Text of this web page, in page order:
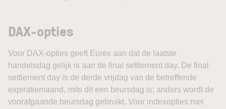
DAX-opties
Voor DAX-opties geeft Eurex aan dat de laatste
handelsdag gelijk is aan de final settlement day. De final
settlement day is de derde vrijdag van de betreffende
expiratiemaand, mits dit een beursdag is; anders wordt de
voorafgaande beursdag gebruikt. Voor indexopties met